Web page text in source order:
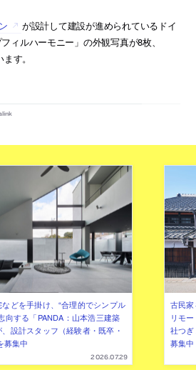
が設計して建設が進められているドイ
ィルハーモニー」の外観写真が8枚、
す。
どを手掛け、“合理的でシンプル
向する「PANDA：山本浩三建築
設計スタッフ（経験者・既卒・
募集中
2026.07.29
古民
リモ
社つ
募集中